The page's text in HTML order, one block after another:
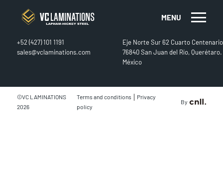
MENU
CONTACT
+52 (427) 101 1191
sales@vclaminations.com
Eje Norte Sur 62 Cuarto Centenario
76840 San Juan del Río, Querétaro.
México
©VC LAMINATIONS
2026
Terms and conditions | Privacy
policy
By